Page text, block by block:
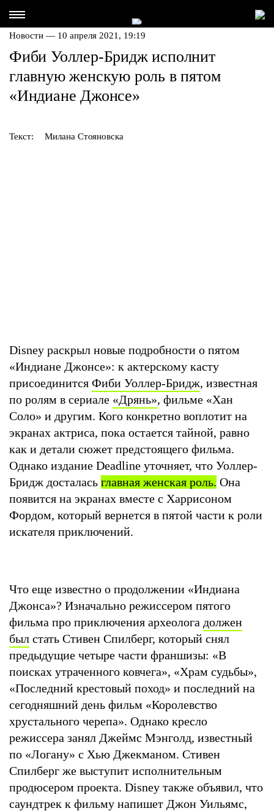
Новости — 10 апреля 2021, 19:19
Фиби Уоллер-Бридж исполнит
главную женскую роль в пятом
«Индиане Джонсе»
Текст: Милана Стояновска
Disney раскрыл новые подробности о пятом
«Индиане Джонсе»: к актерскому касту
присоединится Фиби Уоллер-Бридж, известная
по ролям в сериале «Дрянь», фильме «Хан
Соло» и другим. Кого конкретно воплотит на
экранах актриса, пока остается тайной, равно
как и детали сюжет предстоящего фильма.
Однако издание Deadline уточняет, что Уоллер-
Бридж досталась главная женская роль. Она
появится на экранах вместе с Харрисоном
Фордом, который вернется в пятой части к роли
искателя приключений.
Что еще известно о продолжении «Индиана
Джонса»? Изначально режиссером пятого
фильма про приключения археолога должен
был стать Стивен Спилберг, который снял
предыдущие четыре части франшизы: «В
поисках утраченного ковчега», «Храм судьбы»,
«Последний крестовый поход» и последний на
сегодняшний день фильм «Королевство
хрустального черепа». Однако кресло
режиссера занял Джеймс Мэнголд, известный
по «Логану» с Хью Джекманом. Стивен
Спилберг же выступит исполнительным
продюсером проекта. Disney также объявил, что
саундтрек к фильму напишет Джон Уильямс,